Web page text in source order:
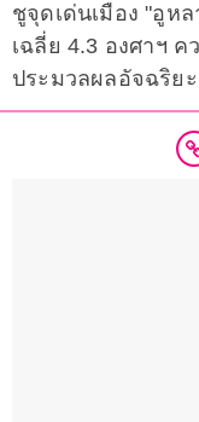
ชูจุดเด่นเมือง "อูห
เฉลี่ย 4.3 องศาฯ
ประมวลผลอัจฉริย